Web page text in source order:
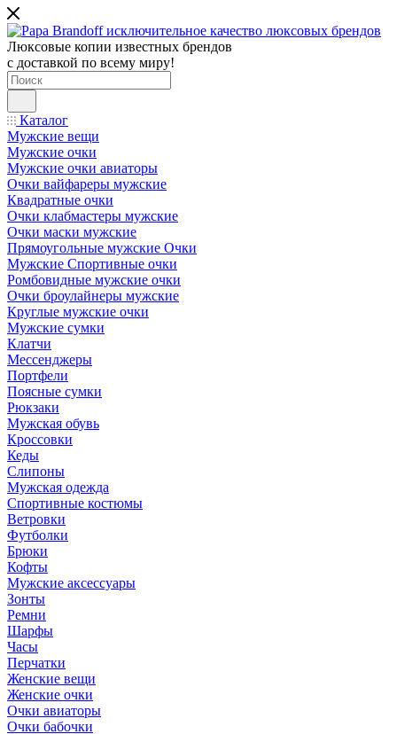
Люксовые копии известных брендов
с доставкой по всему миру!
Каталог
Мужские вещи
Мужские очки
Мужские очки авиаторы
Очки вайфареры мужские
Квадратные очки
Очки клабмастеры мужские
Очки маски мужские
Прямоугольные мужские Очки
Мужские Спортивные очки
Ромбовидные мужские очки
Очки броулайнеры мужские
Круглые мужские очки
Мужские сумки
Клатчи
Мессенджеры
Портфели
Поясные сумки
Рюкзаки
Мужская обувь
Кроссовки
Кеды
Слипоны
Мужская одежда
Спортивные костюмы
Ветровки
Футболки
Брюки
Кофты
Мужские аксессуары
Зонты
Ремни
Шарфы
Часы
Перчатки
Женские вещи
Женские очки
Очки авиаторы
Очки бабочки